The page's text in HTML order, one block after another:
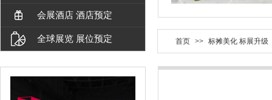
会展酒店 酒店预定
全球展览 展位预定 首页 >> 标摊美化 标展升级